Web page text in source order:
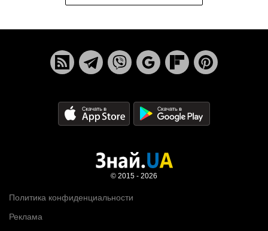
Политика конфиденциальности
Реклама
© 2015 - 2026